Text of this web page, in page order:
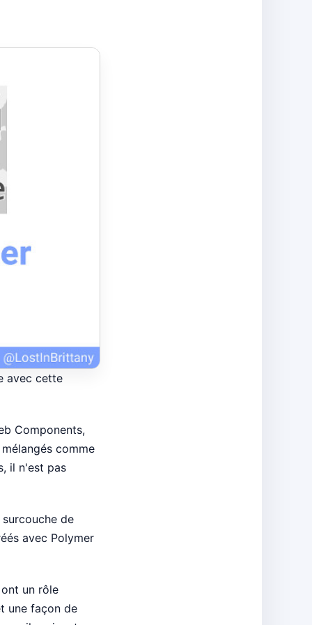
avec cette
Components,
comme
il n'est pas
de
avec Polymer
un rôle
une façon de